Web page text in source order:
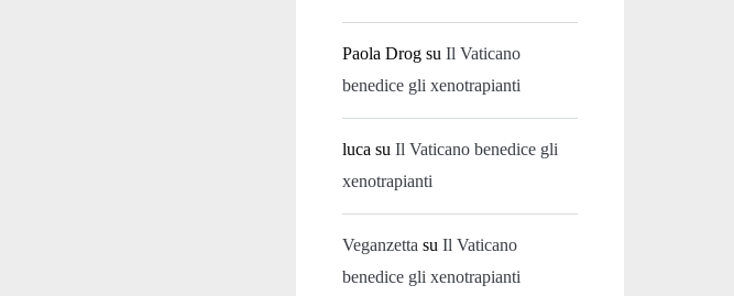
Paola Drog suIl Vaticano
benedice gli xenotrapianti
luca suIl Vaticano benedice gli
xenotrapianti
Veganzetta suIl Vaticano
benedice gli xenotrapianti